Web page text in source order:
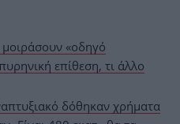
μοιράσουν «οδηγό
επίθεση, τι άλλο
δόθηκαν χρήματα